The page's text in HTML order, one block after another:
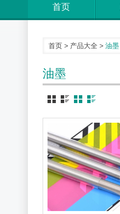
首页
首页 > 产品大全 > 油墨
油墨